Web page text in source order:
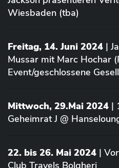
Wiesbaden (tba)
Freitag, 14. Juni 2024 |
Mussar mit Marc Hochar
Event/geschlossene
Mittwoch, 29.Mai 2024 |
Geheimrat J @
22. bis 26. Mai 2024 |
Club Travels Bolgheri